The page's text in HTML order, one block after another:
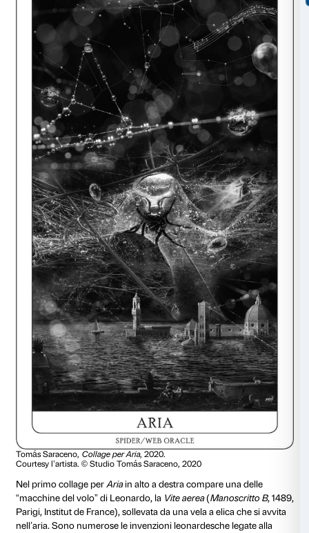
Tomás Saraceno,Collage per Aria, 2019.
Courtesy l’artista. © Studio Tomás Saraceno, 2019